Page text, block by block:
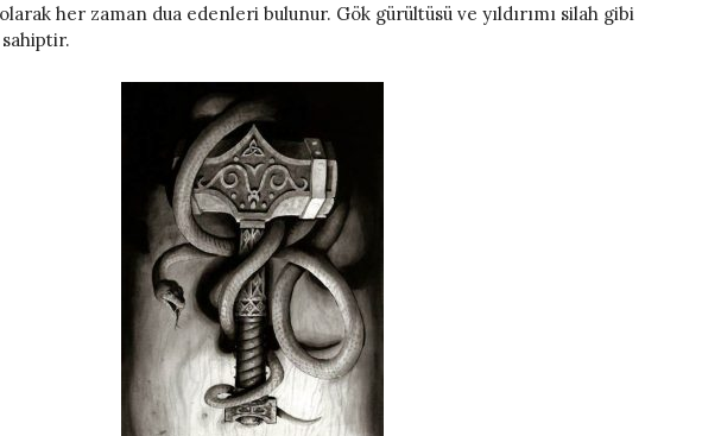
her zaman dua edenleri bulunur. Gök gürültüsü ve yıldırımı silah gibi